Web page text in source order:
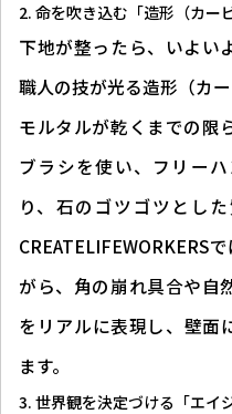
命を吹き込む「造形（カー
下地が整ったら、いよい
職人の技が光る造形（カ
モルタルが乾くまでの限
ブラシを使い、フリー
り、石のゴツゴツとし
CREATELIFEWORKERS
がら、角の崩れ具合や自
をリアルに表現し、壁面
ます。
世界観を決定づける「エイ